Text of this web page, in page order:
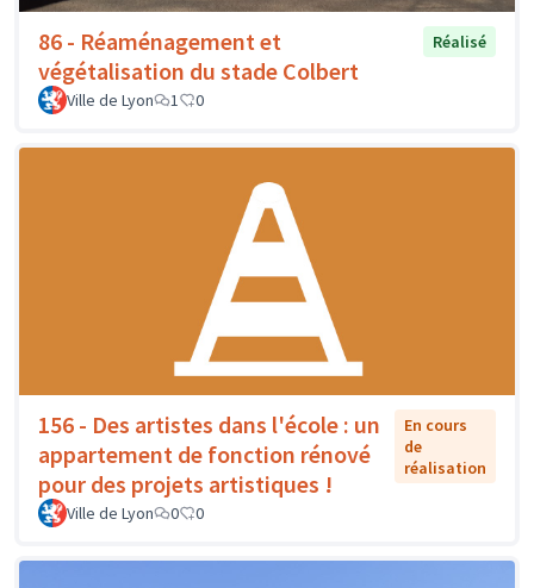
86 - Réaménagement et
végétalisation du stade Colbert
Réalisé
Ville de Lyon 1 0
156 - Des artistes dans l'école : un
appartement de fonction rénové
pour des projets artistiques !
En cours
de
réalisation
Ville de Lyon 0 0